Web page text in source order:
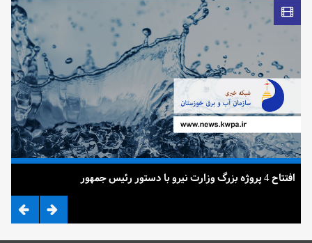
افتتاح 4 پروژه بزرگ وزارت نیرو با دستور رئیس جمهور